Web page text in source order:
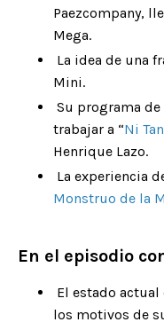
Paezcompany,
Mega.
La idea de una
Mini.
Su programa
trabajar a “Ni
Henrique Lazo.
La experiencia
Monstruo de la
En el episodio
El estado
los motivos de